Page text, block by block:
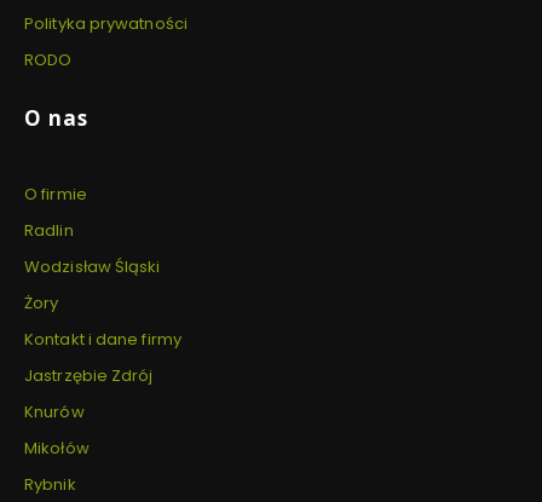
Polityka prywatności
RODO
O nas
O firmie
Radlin
Wodzisław Śląski
Żory
Kontakt i dane firmy
Jastrzębie Zdrój
Knurów
Mikołów
Rybnik